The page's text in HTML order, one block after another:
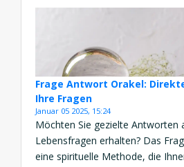
Frage Antwort Orakel:
Ihre Fragen
Januar 05 2025, 15:24
Möchten Sie gezielte Antworten
Lebensfragen erhalten? Das
eine spirituelle Methode, die